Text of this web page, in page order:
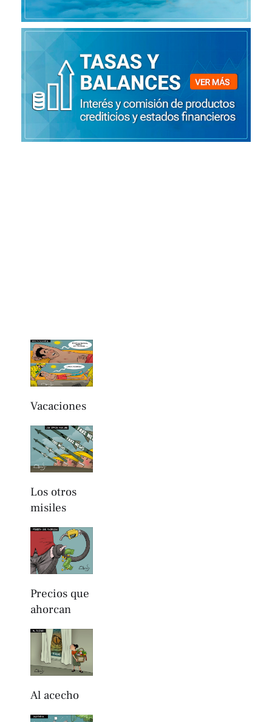
Vacaciones
Los otros
misiles
Precios que
ahorcan
Al acecho